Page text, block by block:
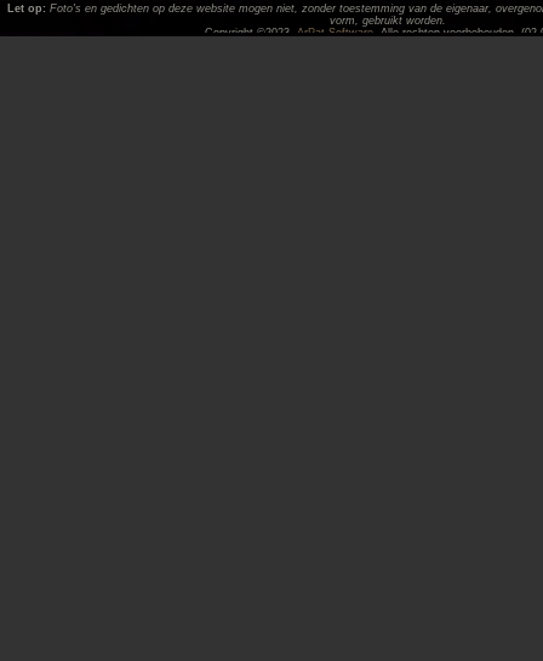
Let op: Foto's en gedichten op deze website mogen niet, zonder toestemming van de eigenaar,
vorm, gebruikt worden.
Copyright ©2023,
ArPat Software. Alle rechten voorbehouden.